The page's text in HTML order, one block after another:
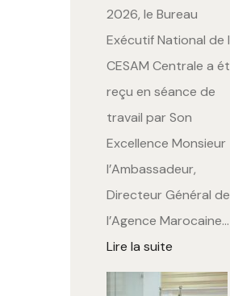
2026, le Bureau
Exécutif National de
CESAM Centrale a
reçu en séance de
travail par Son
Excellence Monsieur
l’Ambassadeur,
Directeur Général de
l’Agence Marocaine…
Lire la suite